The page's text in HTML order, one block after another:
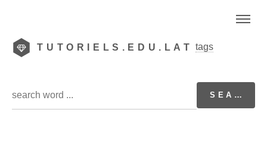
TUTORIELS.EDU.LAT tags